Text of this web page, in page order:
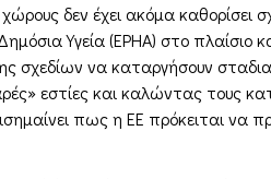
δεν έχει ακόμα καθορίσει
Υγεία (EPHA) στο πλαίσιο
να καταργήσουν
εστίες και καλώντας τους
πως η ΕΕ πρόκειται να